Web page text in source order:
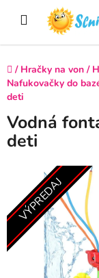
Domov
/ Hračky na von /
Nafukovačky do
deti
Vodná
deti
VÝPREDAJ